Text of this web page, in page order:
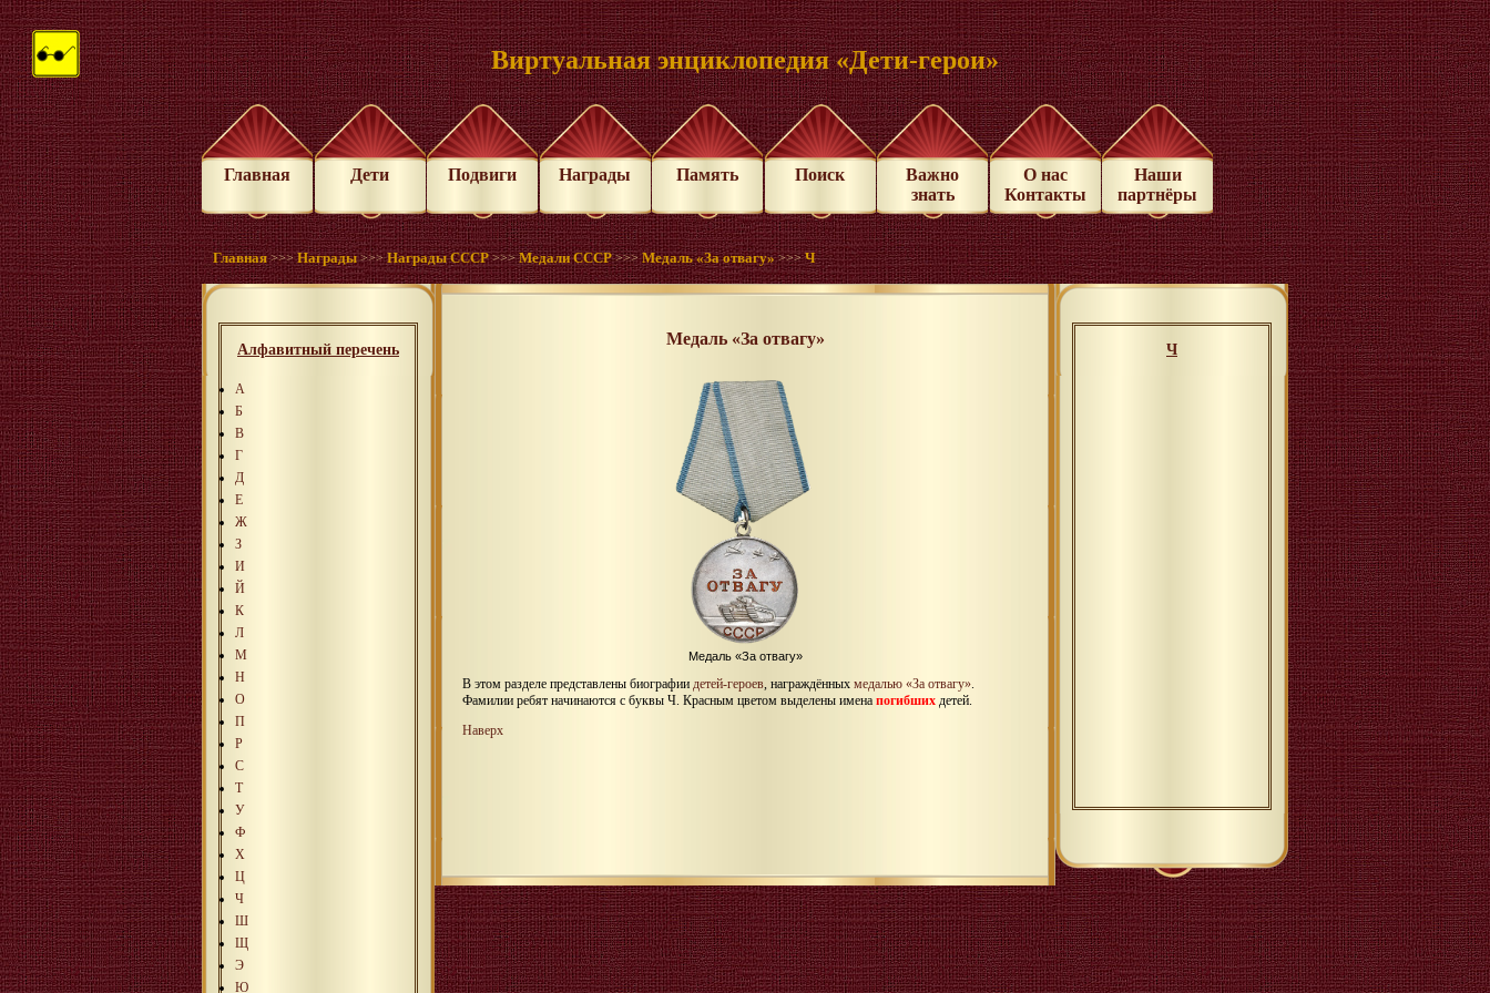
Виртуальная энциклопедия «Дети-герои»
Главная Дети Подвиги Награды Память Поиск
Важно
знать
О нас
Контакты
Наши
партнёры
Главная >>>Награды >>>Награды СССР >>>Медали СССР >>>Медаль «За отвагу» >>>Ч
Алфавитный перечень
А
Б
В
Г
Д
Е
Ж
З
И
Й
К
Л
М
Н
О
П
Р
С
Т
У
Ф
Х
Ц
Ч
Ш
Щ
Э
Ю
Ч
Медаль «За отвагу»
Медаль «За отвагу»
В этом разделе представлены биографии детей-героев , награждённых медалью «За отвагу»
Фамилии ребят начинаются с буквы Ч. Красным цветом выделены имена погибших детей.
Наверх